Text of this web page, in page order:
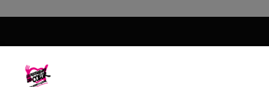
52, Route des Mineurs